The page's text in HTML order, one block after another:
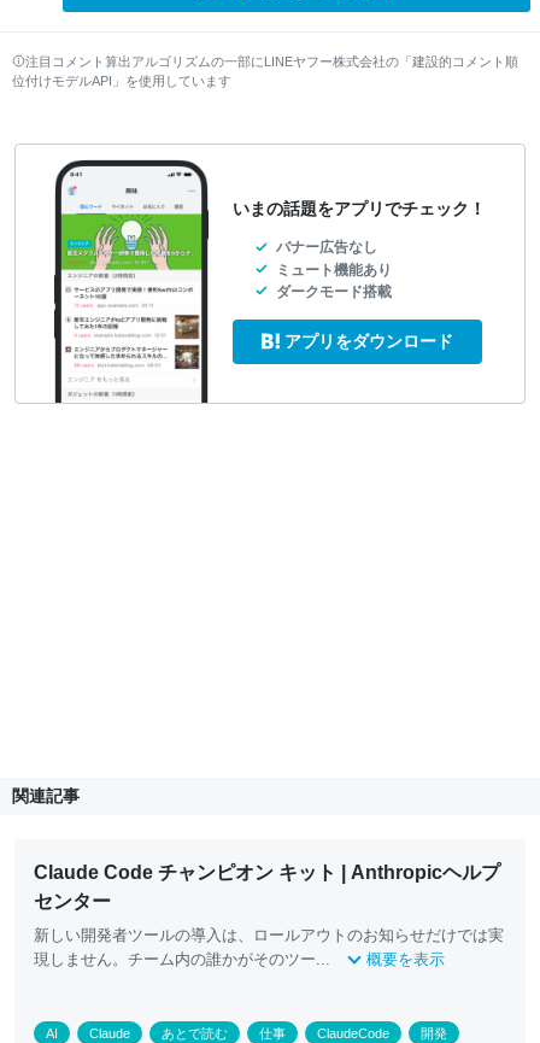
注目コメント算出アルゴリズムの一部にLINEヤフー株式会社の「建設的コメント順
位付けモデルAPI」を使用しています
いまの話題をアプリでチェック！
バナー広告なし
ミュート機能あり
ダークモード搭載
アプリをダウンロード
関連記事
Claude Code チャンピオン キット | Anthropicヘルプ
センター
新しい開発者ツールの導入は、ロールアウトのお知らせだけでは実
現しません。チーム内の誰かがそのツー...
概要を表示
AI Claude あとで読む 仕事 ClaudeCode 開発